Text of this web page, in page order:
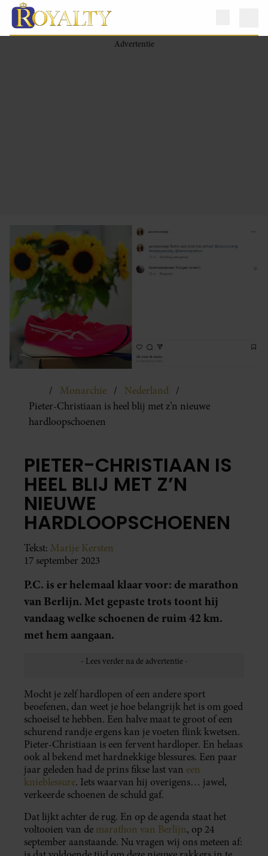
Monarchie
Nederland
Pieter-Christiaan is heel blij met z’n nieuwe
hardloopschoenen
PIETER-CHRISTIAAN IS
HEEL BLIJ MET Z’N
NIEUWE
HARDLOOPSCHOENEN
Tekst: Marije Kersten
17 september 2023
P.C. is er helemaal klaar voor: de marathon
van Berlijn. Met gepaste trots toont hij
vandaag welke schoenen de ruim 42 km.
met hem aangaan.
Mocht je zelf hardlopen of een andere sport
beoefenen, dan weet je hoe belangrijk het is om goed
schoeisel te hebben. Een halve maat te groot of een
schurend randje ergens kan je voeten flink kwetsen.
Pieter-Christiaan is een fervent hardloper. En helaas
ook al bekend met hardnekkige blessures. Een paar
jaar geleden had de prins fikse last van een
knieblessure. Iets waarvan hij overigens… jawel,
verkeerde schoenen de schuld gaf.
Dat lijkt achter de rug. En op de agenda staat het
voltooien van de marathon van Berlijn, op 24
september aanstaande. Nu vragen wij ons meteen af: